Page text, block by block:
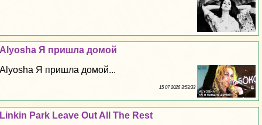
Alyosha Я пришла домой
Alyosha Я пришла домой...
15 07 2026 3:53:33
Linkin Park Leave Out All The Rest